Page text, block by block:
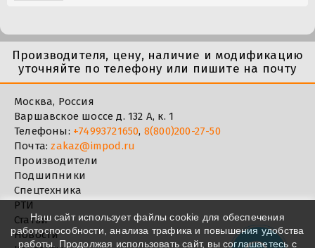
Производителя, цену, наличие и модификацию
уточняйте по телефону или пишите на почту
Москва, Россия
Варшавское шоссе д. 132 А, к. 1
Телефоны: +74993721650, 8(800)200-27-50
Почта:zakaz@impod.ru
Производители
Подшипники
Спецтехника
РТИ
Статьи
Новости
Наш сайт использует файлы cookie для обеспечения
работоспособности, анализа трафика и повышения удобства
работы. Продолжая использовать сайт, вы соглашаетесь с